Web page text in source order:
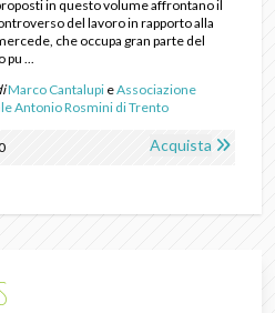
in questo volume affrontano il
del lavoro in rapporto alla
che occupa gran parte del
...
Marco Cantalupi eAssociazione
Antonio Rosmini di Trento
Acquista